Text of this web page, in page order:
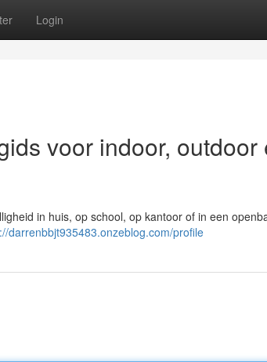
Login
voor indoor, outdoor
in huis, op school, op kantoor of in een
darrenbbjt935483.onzeblog.com/profile